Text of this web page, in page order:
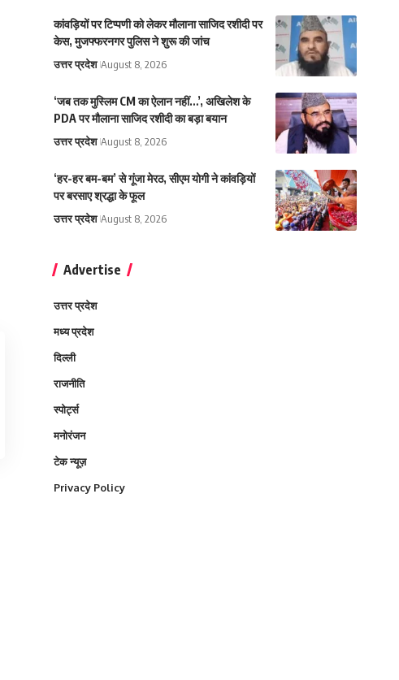
कांवड़ियों पर टिप्पणी को लेकर मौलाना साजिद रशीदी पर
केस, मुजफ्फरनगर पुलिस ने शुरू की जांच
उत्तर प्रदेश August 8, 2026
‘जब तक मुस्लिम CM का ऐलान नहीं…’, अखिलेश के
PDA पर मौलाना साजिद रशीदी का बड़ा बयान
उत्तर प्रदेश August 8, 2026
‘हर-हर बम-बम’ से गूंजा मेरठ, सीएम योगी ने कांवड़ियों
पर बरसाए श्रद्धा के फूल
उत्तर प्रदेश August 8, 2026
Advertise
उत्तर प्रदेश
मध्य प्रदेश
दिल्ली
राजनीति
स्पोर्ट्स
मनोरंजन
टेक न्यूज़
Privacy Policy